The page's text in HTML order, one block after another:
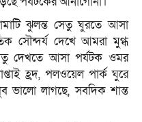
ঝুলন্ত সেতু ঘুরতে আসা
সৌন্দর্য দেখে আমরা মুগ্ধ
দেখতে আসা পর্যটক ওমর
হ্রদ, পলওয়েল পার্ক ঘুরে
ভালো লাগছে, সবদিক শান্ত